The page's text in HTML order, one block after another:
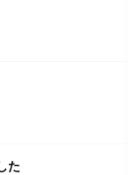
た